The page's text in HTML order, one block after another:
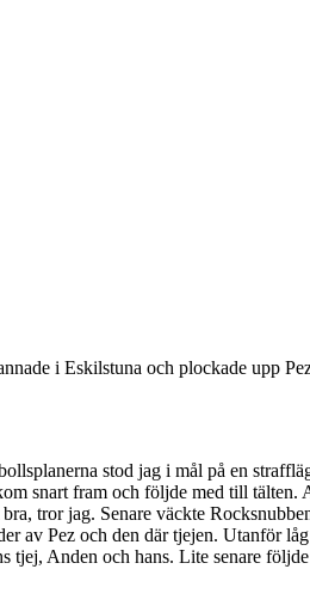
i Eskilstuna och plockade upp
stod jag i mål på en
snart fram och följde med till tälten.
tror jag. Senare väckte
av Pez och den där tjejen. Utanför
tjej, Anden och hans. Lite senare